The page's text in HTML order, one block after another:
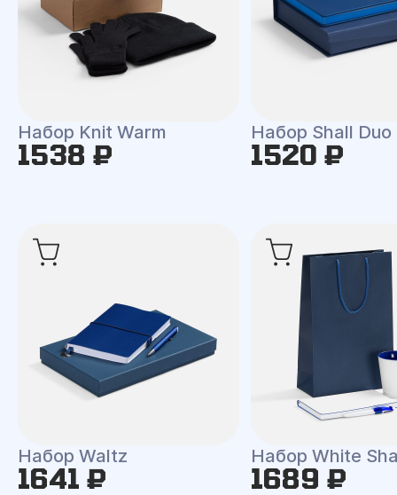
Набор Knit Warm
1538 ₽
Набор Shall Duo
1520 ₽
Набор Waltz
1641 ₽
Набор White
1689 ₽